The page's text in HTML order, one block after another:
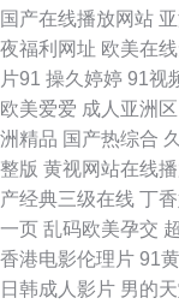
国产黄在线看 免费成
品爽歪歪 六月天色色
人女同黄 午夜偷拍福
无码 亚洲乱轮小说网
国产精品日韩久久 欧
国产在线播放网站
夜福利网址 欧美在
片91 操久婷婷 91视
欧美爱爱 成人亚洲区
洲精品 国产热综合
整版 黄视网站在线
产经典三级在线 丁
一页 乱码欧美孕交
香港电影伦理片 91
日韩成人影片 男的